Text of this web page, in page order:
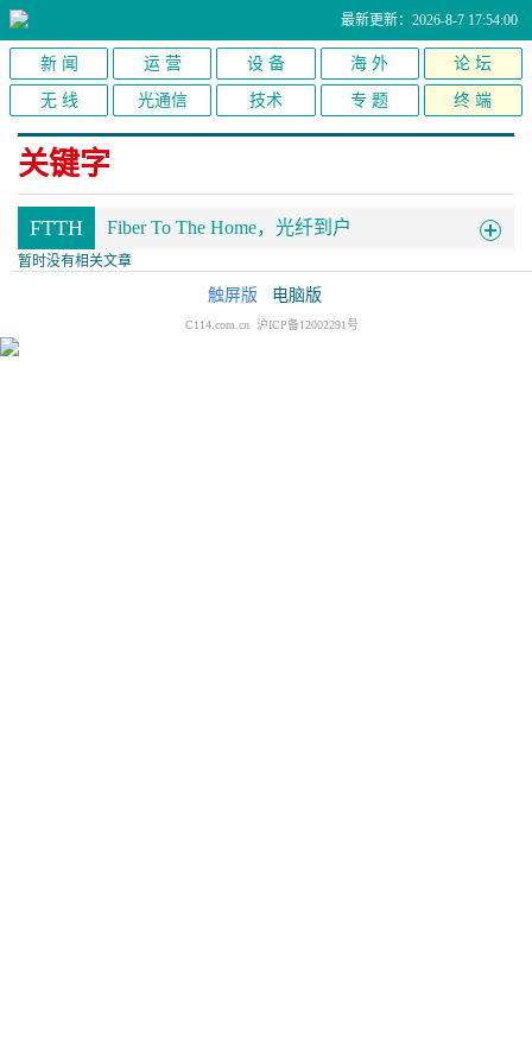
最新更新：2026-8-7 17:54:00
新 闻 运 营 设 备 海 外 论 坛
无 线 光通信 技术 专 题 终 端
关键字
FTTH Fiber To The Home，光纤到户
暂时没有相关文章
触屏版 电脑版
C114.com.cn 沪ICP备12002291号